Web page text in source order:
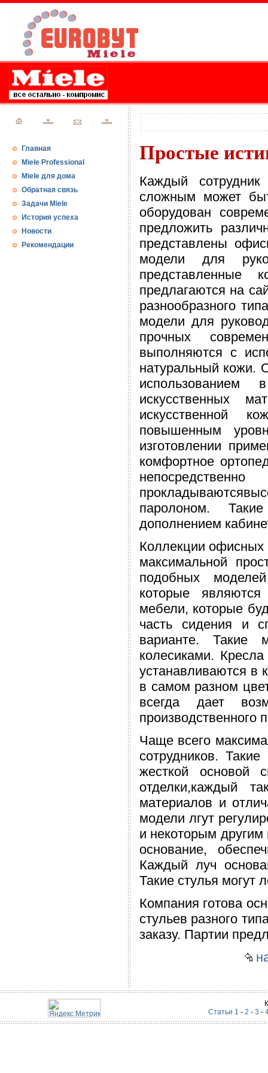
Главная
Miele Professional
Miele для дома
Обратная связь
Задачи Miele
История успеха
Новости
Рекомендации
Простые
Каждый
сложным может
оборудован
предложить
представлены
модели для
представленные
предлагаются на
разнообразного
модели для
прочных
выполняются с
натуральный кожи.
использованием
искусственных
искусственной
повышенным
изготовлении
комфортное
паролоном.
дополнением
Коллекции офисных
максимальной
подобных
которые
мебели, которые
часть сидения и
варианте. Такие
колесиками.
устанавливаются в
в самом разном
всегда дает
производственного
Чаще всего
сотрудников.
жесткой основой
отделки,каждый
материалов и
модели лгут
и некоторым
основание,
Каждый луч
Такие стулья
Компания готова
стульев разного
заказу. Партии
Статьи 1 - 2 - 3 -